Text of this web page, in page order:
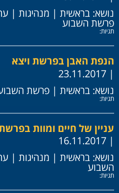
נושא: בראשית | מנהיגות |
פרשת השבוע
תגיות:
הנפת האבן בפרשת ויצא
| 23.11.2017
נושא: בראשית | פרשת
תגיות:
עניין של חיים ומוות
| 16.11.2017
נושא: בראשית | מנהיגות |
השבוע
תגיות: